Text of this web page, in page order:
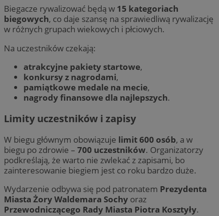
Biegacze rywalizować będą w 15 kategoriach
biegowych, co daje szansę na sprawiedliwą rywalizację
w różnych grupach wiekowych i płciowych.
Na uczestników czekają:
atrakcyjne pakiety startowe,
konkursy z nagrodami,
pamiątkowe medale na mecie,
nagrody finansowe dla najlepszych.
Limity uczestników i zapisy
W biegu głównym obowiązuje limit 600 osób, a w
biegu po zdrowie – 700 uczestników. Organizatorzy
podkreślają, że warto nie zwlekać z zapisami, bo
zainteresowanie biegiem jest co roku bardzo duże.
Wydarzenie odbywa się pod patronatem Prezydenta
Miasta Żory Waldemara Sochy oraz
Przewodniczącego Rady Miasta Piotra Kosztyły.